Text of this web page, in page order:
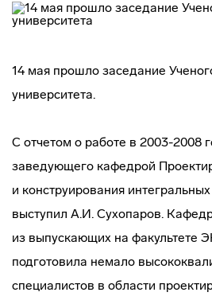
14 мая прошло заседание
университета.
С отчетом о работе в 2003-2008
заведующего кафедрой
и конструирования
выступил А.И. Сухопаров.
из выпускающих на факультете
подготовила немало
специалистов в области